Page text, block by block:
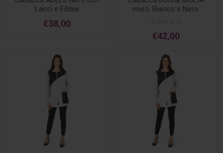
Lacci e Fibbie
€38,00
mis.L Bianco e Nero
€42,00